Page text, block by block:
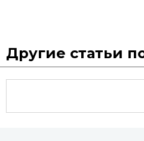
Другие статьи